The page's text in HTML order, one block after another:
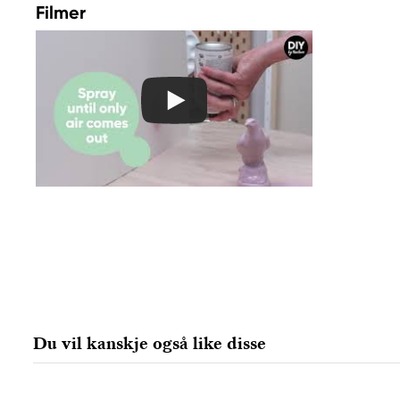
Kan forårsake
Meget giftig, med
langtidsvirkning, for liv i
vann.
Gir alvorlig øyeirritasjon.
Ekstremt brannfarlig
aerosol.
eller svimmelhet.
Åndedrettsvern skal
Filmer
Du vil kanskje også like disse